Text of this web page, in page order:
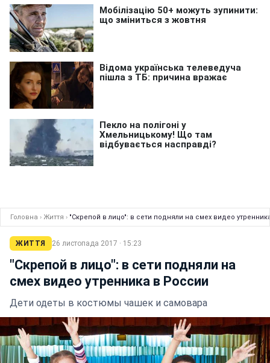
Головна › Життя › "Скрепой в лицо": в сети подняли на смех видео
ЖИТТЯ 26 листопада 2017 · 15:23
"Скрепой в лицо": в сети подняли на
смех видео утренника в России
Дети одеты в костюмы чашек и самовара